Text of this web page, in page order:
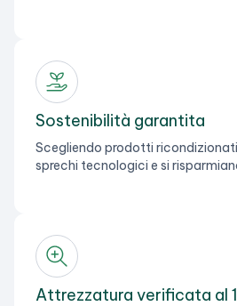
Sostenibilità garantita
Scegliendo prodotti
sprechi tecnologici e si
Attrezzatura verificata al